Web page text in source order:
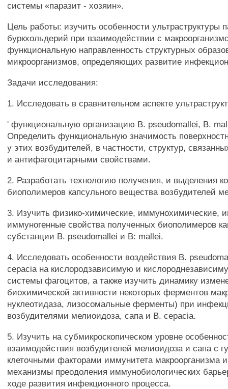
системы «паразит - хозяин».
Цель работы: изучить особенности ультраструктуры
буркхольдерий при взаимодействии с
функциональную направленность структурных
микроорганизмов, определяющих развитие
Задачи исследования:
1. Исследовать в сравнительном аспекте
' функциональную организацию В. pseudomallei, В.
Определить функциональную значимость
у этих возбудителей, в частности, структур,
и антифагоцитарными свойствами.
2. Разработать технологию получения, и выделения
биополимеров капсульного вещества возбудителей
3. Изучить физико-химические, иммунохимические,
иммуногенные свойства полученных биополимеров
субстанции В. pseudomallei и В: mallei.
4. Исследовать особенности воздействия В.
cepacia на кислородзависимую и
системы фагоцитов, а также изучить динамику
биохимической активности некоторых ферментов
нуклеотидаза, лизосомальные ферменты) при
возбудителями мелиоидоза, сапа и В. cepacia.
5. Изучить на субмикроскопическом уровне
взаимодействия возбудителей мелиоидоза и сапа с
клеточными факторами иммунитета макроорганизма
механизмы преодоления иммунобиологических
ходе развития инфекционного процесса.